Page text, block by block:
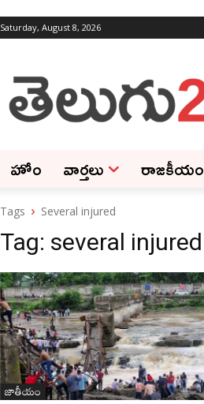
Saturday, August 8, 2026
హోం వార్తలు రాజకీయం
Tags Several injured
Tag: several injured
జాతీయం